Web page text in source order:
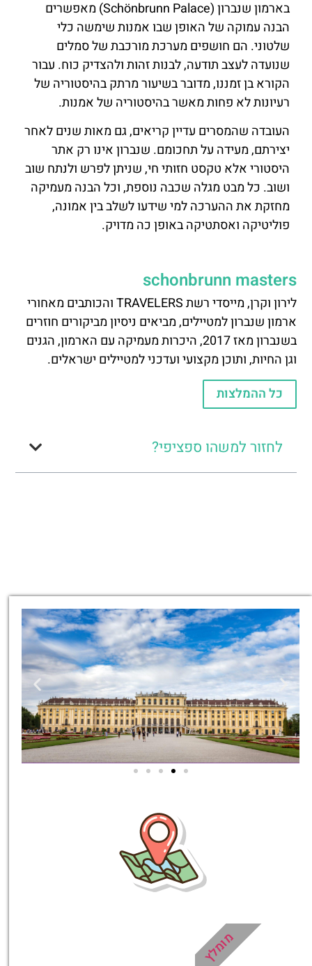
בארמון שנברון (Schönbrunn Palace) מאפשרים
הבנה עמוקה של האופן שבו אמנות שימשה כלי
שלטוני. הם חושפים מערכת מורכבת של סמלים
שנועדה לעצב תודעה, לבנות זהות ולהצדיק כוח. עבור
הקורא בן זמננו, מדובר בשיעור מרתק בהיסטוריה של
רעיונות לא פחות מאשר בהיסטוריה של אמנות.
העובדה שהמסרים עדיין קריאים, גם מאות שנים לאחר
יצירתם, מעידה על תחכומם. שנברון אינו רק אתר
היסטורי אלא טקסט חזותי חי, שניתן לפרש ולנתח שוב
ושוב. כל מבט מגלה שכבה נוספת, וכל הבנה מעמיקה
מחזקת את ההערכה למי שידעו לשלב בין אמונה,
פוליטיקה ואסתטיקה באופן כה מדויק.
schonbrunn masters
לירון וקרן, מייסדי רשת TRAVELERS והכותבים מאחורי
ארמון שנברון למטיילים, מביאים ניסיון מביקורים חוזרים
בשנברון מאז 2017, היכרות מעמיקה עם הארמון, הגנים
וגן החיות, ותוכן מקצועי ועדכני למטיילים ישראלים.
כל ההמלצות
לחזור למשהו ספציפי?
הדרכה מקצועית
ואינפורמטיבית במיוחד
עבורכם!
לחצו פה!
מומלץ